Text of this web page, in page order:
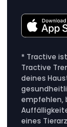
* Tractive
Tractive
deines
empfehlen,
eines